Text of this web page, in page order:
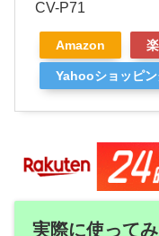
CV-P71
Amazon
Yahooショッピ
実際に使って